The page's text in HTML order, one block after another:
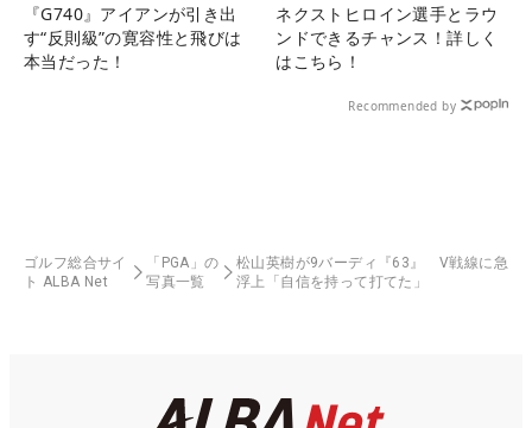
『G740』アイアンが引き出
す“反則級”の寛容性と飛びは
本当だった！
ネクストヒロイン選手とラウ
ンドできるチャンス！詳しく
はこちら！
Recommended by
ゴルフ総合サイ
ト ALBA Net
「PGA」の
写真一覧
松山英樹が9バーディ『63』 V戦線に急
浮上「自信を持って打てた」